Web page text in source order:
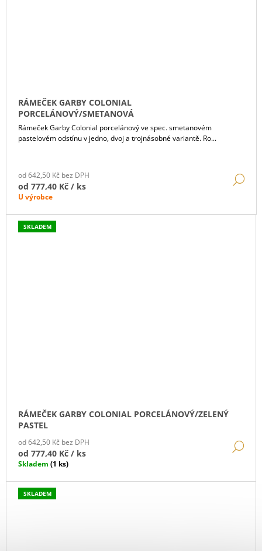
RÁMEČEK GARBY COLONIAL
PORCELÁNOVÝ/SMETANOVÁ
Rámeček Garby Colonial porcelánový ve spec. smetanovém
pastelovém odstínu v jedno, dvoj a trojnásobné variantě. Ro...
od 642,50 Kč bez DPH
od 777,40 Kč / ks
U výrobce
SKLADEM
RÁMEČEK GARBY COLONIAL PORCELÁNOVÝ/ZELENÝ
PASTEL
od 642,50 Kč bez DPH
od 777,40 Kč / ks
Skladem (1 ks)
SKLADEM